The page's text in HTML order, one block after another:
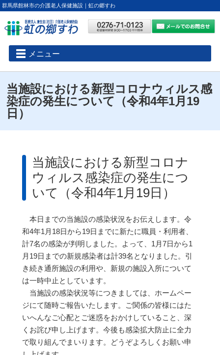
群馬県館林市の介護老人保健施設｜虹の郷すわ
メニュー
当施設における新型コロナウィルス感
染症の発生について（令和4年1月19
日）
当施設における新型コロナ
ウィルス感染症の発生につ
いて（令和4年1月19日）
本日までの当施設の感染状況をお伝えします。令
和4年1月18日から19日までに新たに職員・利用者、
計7名の感染が判明しました。よって、1月7日から1
月19日までの新規感染者は計39名となりました。引
き続き通所施設の利用や、新規の施設入所について
は一時中止としています。
当施設の感染状況等につきましては、ホームペー
ジにて随時ご報告いたします。ご関係の皆様にはた
いへんなご心配とご迷惑をおかけしていること、深
くお詫び申し上げます。今後も感染拡大防止に全力
で取り組んでまいります。どうぞよろしくお願い申